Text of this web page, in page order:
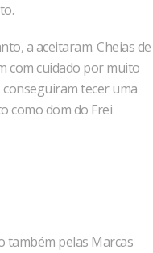
a aceitaram. Cheias de
com cuidado por muito
tecer uma
como dom do Frei
também pelas Marcas